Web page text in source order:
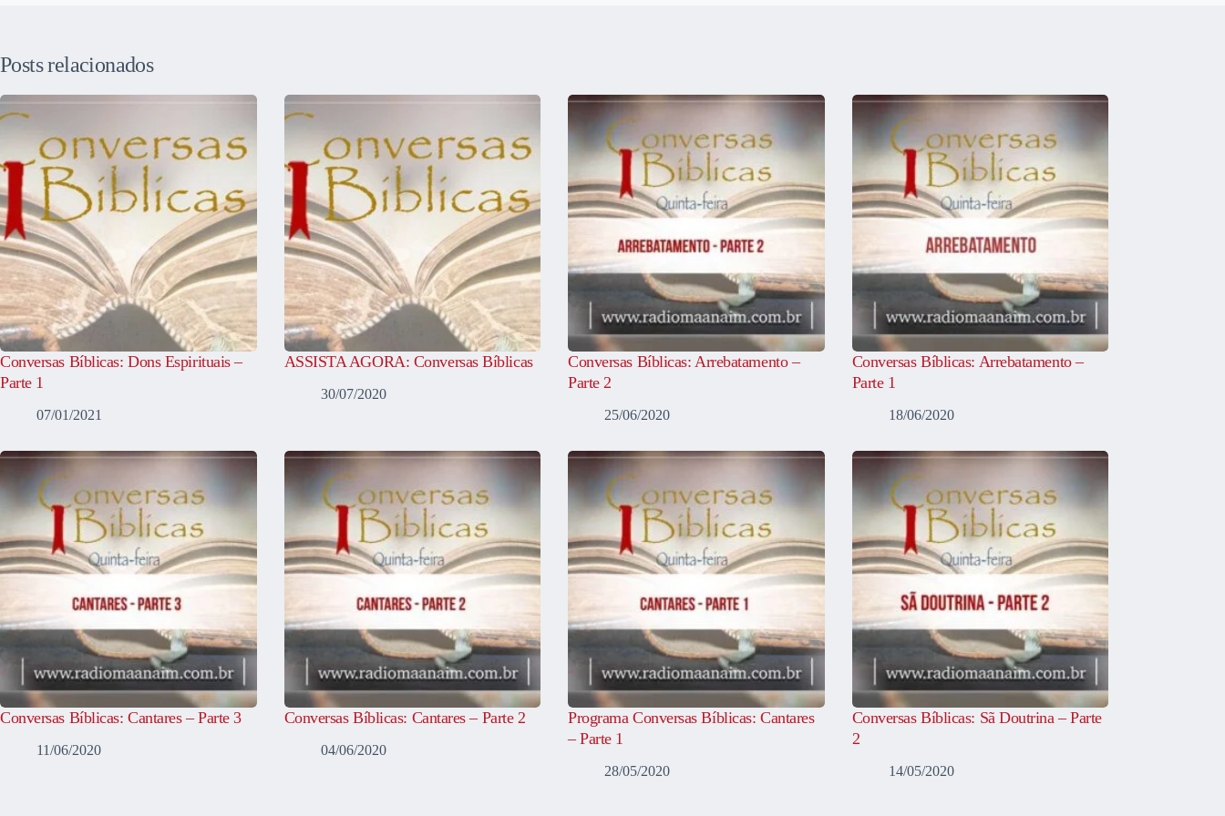
Posts relacionados
Conversas Bíblicas: Dons Espirituais –
Parte 1
07/01/2021
ASSISTA AGORA: Conversas Bíblicas
30/07/2020
Conversas Bíblicas: Arrebatamento –
Parte 2
25/06/2020
Conversas Bíblicas: Arrebatamento –
Parte 1
18/06/2020
Conversas Bíblicas: Cantares – Parte 3
11/06/2020
Conversas Bíblicas: Cantares – Parte 2
04/06/2020
Programa Conversas Bíblicas: Cantares
– Parte 1
28/05/2020
Conversas Bíblicas: Sã Doutrina – Parte
2
14/05/2020